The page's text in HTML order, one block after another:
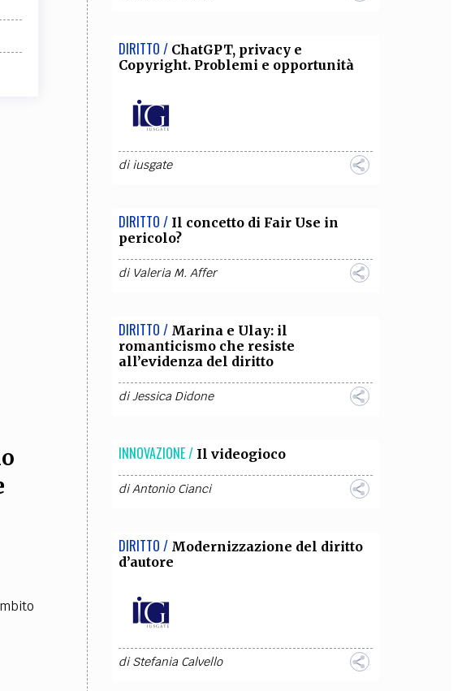
DIRITTO / ChatGPT, privacy e
Copyright. Problemi e opportunità
diiusgate
DIRITTO / Il concetto di Fair Use in
pericolo?
di Valeria M. Affer
DIRITTO / Marina e Ulay: il
romanticismo che resiste
all’evidenza del diritto
diJessica Didone
INNOVAZIONE / Il videogioco
diAntonio Cianci
DIRITTO / Modernizzazione del diritto
d’autore
diStefania Calvello